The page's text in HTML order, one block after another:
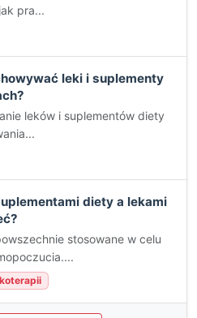
pra...
leki i suplementy
leków i suplementów diety
diety a lekami
stosowane w celu